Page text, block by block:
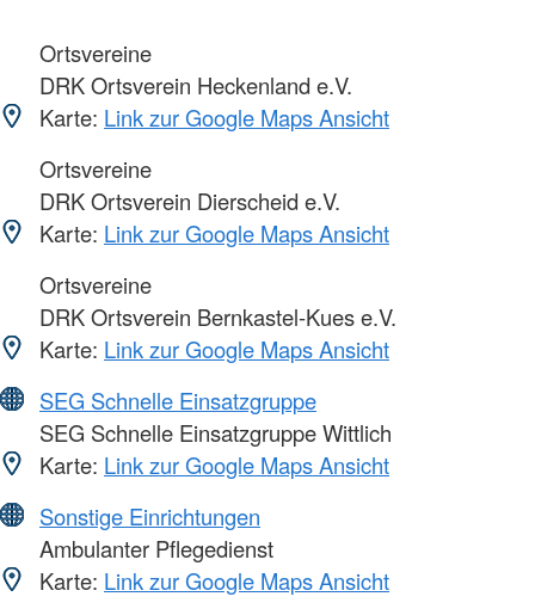
Ortsvereine
DRK Ortsverein Heckenland e.V.
Karte: Link zur Google Maps Ansicht
Ortsvereine
DRK Ortsverein Dierscheid e.V.
Karte: Link zur Google Maps Ansicht
Ortsvereine
DRK Ortsverein Bernkastel-Kues e.V.
Karte: Link zur Google Maps Ansicht
SEG Schnelle Einsatzgruppe
SEG Schnelle Einsatzgruppe Wittlich
Karte: Link zur Google Maps Ansicht
Sonstige Einrichtungen
Ambulanter Pflegedienst
Karte: Link zur Google Maps Ansicht